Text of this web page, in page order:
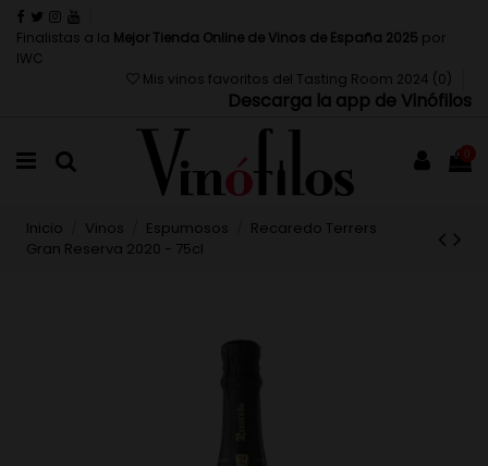
Finalistas a la Mejor Tienda Online de Vinos de España 2025 por
IWC
Mis vinos favoritos del Tasting Room 2024 (0 )
Descarga la app de Vinófilos
0
Inicio Vinos Espumosos
Recaredo Terrers
Gran Reserva 2020 - 75cl